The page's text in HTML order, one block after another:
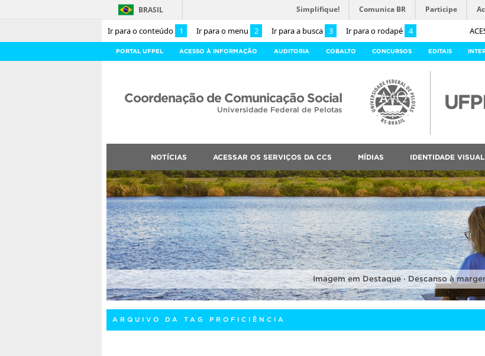
Ir para o conteúdo 1 Ir para o menu 2 Ir para a busca 3 Ir para o rodapé 4
BRASIL Simplifique! Comunica BR Participe
PORTAL UFPEL ACESSO À INFORMAÇÃO AUDITORIA COBALTO CONCURSOS EDITAIS
Coordenação de Comunicação Social
Universidade Federal de Pelotas
NOTÍCIAS ACESSAR OS SERVIÇOS DA CCS MÍDIAS IDENTIDADE
Imagem em Destaque · Descanso à
ARQUIVO DA TAG PROFICIÊNCIA